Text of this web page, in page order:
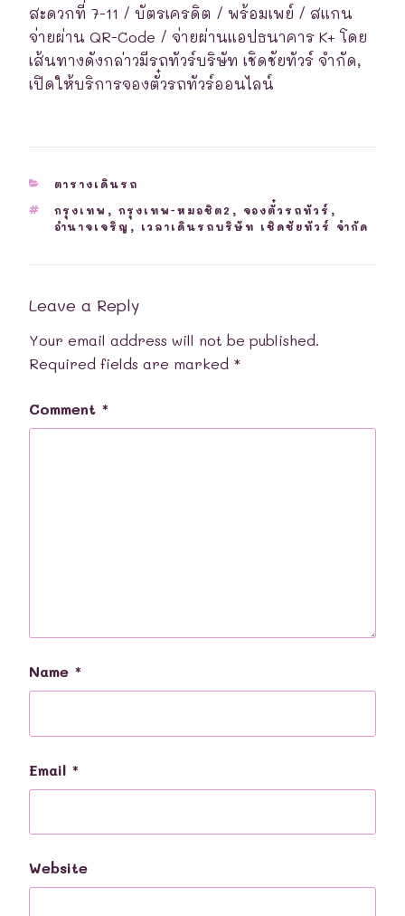
สะดวกที่ 7-11 / บัตรเครดิต / พร้อมเพย์ / สแกน
จ่ายผ่าน QR-Code / จ่ายผ่านแอปธนาคาร K+ โดย
เส้นทางดังกล่าวมีรถทัวร์บริษัท เชิดชัยทัวร์ จำกัด,
เปิดให้บริการจองตั๋วรถทัวร์ออนไลน์
CATEGORIES
ตารางเดินรถ
TAGS
กรุงเทพ , กรุงเทพ-หมอชิต2 , จองตั๋วรถทัวร์ ,
อำนาจเจริญ , เวลาเดินรถบริษัท เชิดชัยทัวร์ จำกัด
Leave a Reply
Your email address will not be published.
Required fields are marked *
Comment *
Name *
Email *
Website